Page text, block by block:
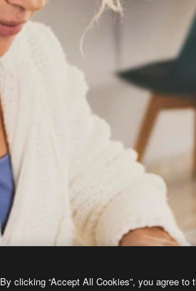
By clicking “Accept All Cookies”, you agree